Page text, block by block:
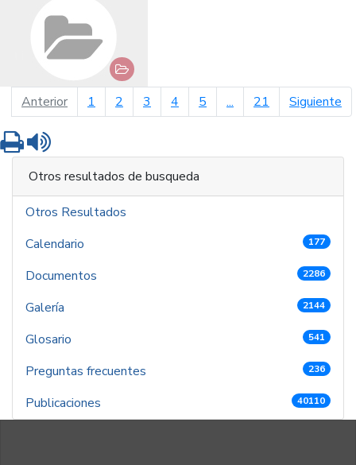
Anteriorpágina anterior
1 2 3 4 5 ... 21 Siguiente
Imprimir
Otros resultados de busqueda
Otros Resultados
Calendario
177
Documentos 2286
Galería 2144
Glosario 541
Preguntas frecuentes 236
Publicaciones 40110